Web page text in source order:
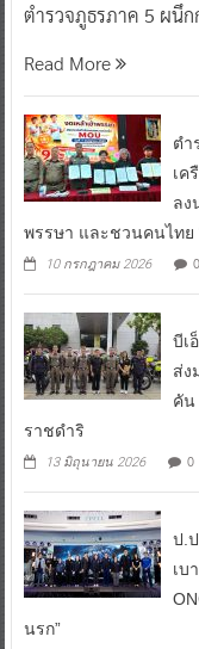
ตำรวจภูธรภาค 5 ผนึก
Read More
ตำ
เค
ลง
พรรษา และชวนคนไทย
10 กรกฎาคม 2026 0
บีเ
ส่ง
คัน
ราชดำริ
13 มิถุนายน 2026 0
ป.
เบ
นรก”